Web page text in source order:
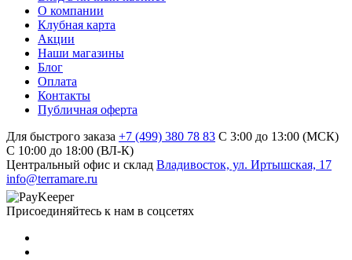
О компании
Клубная карта
Акции
Наши магазины
Блог
Оплата
Контакты
Публичная оферта
Для быстрого заказа +7 (499) 380 78 83 С 3:00 до 13:00 (МСК)
C 10:00 до 18:00 (ВЛ-К)
Центральный офис и склад Владивосток, ул. Иртышская, 17
info@terramare.ru
Присоединяйтесь к нам в соцсетях